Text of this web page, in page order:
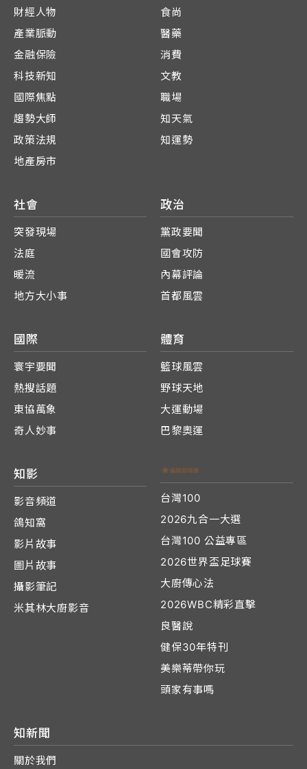
財經人物
產業脈動
金融保險
科技新知
國際焦點
趨勢大師
政策法規
地產房市
食尚
醫藥
消費
文教
職場
知天氣
知運勢
社會
突發現場
法庭
暖流
地方大小事
政治
黨政要聞
國會攻防
內幕評論
首都風雲
國際
寰宇要聞
熱搜話題
東協萬象
奇人妙事
體育
籃球風雲
野球天地
大運動場
巴黎奧運
知影
影音頻道
鴿知窩
影片故事
圖片故事
攝影筆記
米其林大廚影音
台灣100
2026九合一大選
台灣100 公益專區
2026世界盃足球賽
大廚傳心法
2026WBC精彩直擊
良醫說
健保30年特刊
美樂蒂帶你玩
頭家有事嗎
知新聞
關於我們